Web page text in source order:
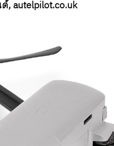
ด์, autelpilot.co.uk